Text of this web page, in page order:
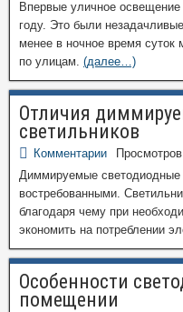
Впервые уличное освещение
году. Это были
менее в ночное время суток
по улицам. (далее…)
Отличия
светильников
Комментарии
Диммируемые светодиодные
востребованными.
благодаря чему при
экономить на потреблении
Особенности
помещении